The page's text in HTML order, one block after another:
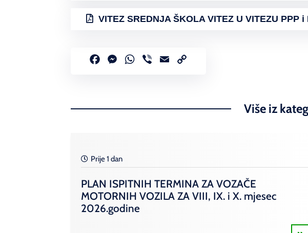
VITEZ SREDNJA ŠKOLA VITEZ U VITEZU PPP
FacebookMessenger
WhatsApp
Viber Email
Više iz
Prije 1 dan
PLAN ISPITNIH TERMINA ZA VOZAČE
MOTORNIH VOZILA ZA VIII, IX. i X. mjesec
2026.godine